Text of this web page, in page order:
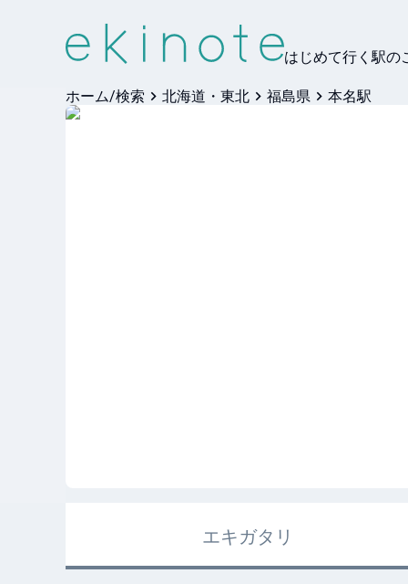
はじめて行く駅の
ホーム/検索 北海道・東北 福島県 本名駅
エキガタリ